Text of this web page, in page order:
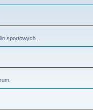
sportowych.